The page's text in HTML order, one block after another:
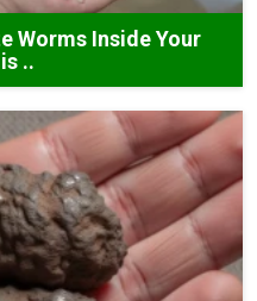
Worms Inside Your
..